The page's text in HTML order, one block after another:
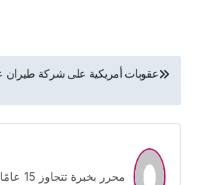
تصفّح
المقالات
عقوبات أمريكية على شركة طيران
محرر